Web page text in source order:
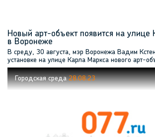
Новый арт-объект появится на улице
в Воронеже
В среду, 30 августа, мэр Воронежа Вадим
установке на улице Карла Маркса нового арт-
Городская среда28.08.23